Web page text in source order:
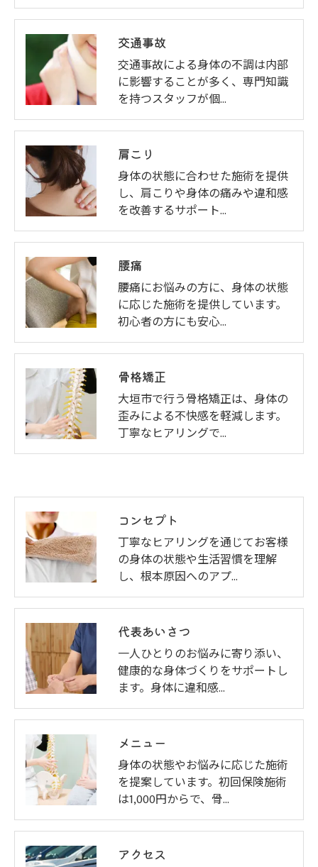
交通事故
交通事故による身体の不調は内部
に影響することが多く、専門知識
を持つスタッフが個…
肩こり
身体の状態に合わせた施術を提供
し、肩こりや身体の痛みや違和感
を改善するサポート…
腰痛
腰痛にお悩みの方に、身体の状態
に応じた施術を提供しています。
初心者の方にも安心…
骨格矯正
大垣市で行う骨格矯正は、身体の
歪みによる不快感を軽減します。
丁寧なヒアリングで…
コンセプト
丁寧なヒアリングを通じてお客様
の身体の状態や生活習慣を理解
し、根本原因へのアプ…
代表あいさつ
一人ひとりのお悩みに寄り添い、
健康的な身体づくりをサポートし
ます。身体に違和感…
メニュー
身体の状態やお悩みに応じた施術
を提案しています。初回保険施術
は1,000円からで、骨…
アクセス